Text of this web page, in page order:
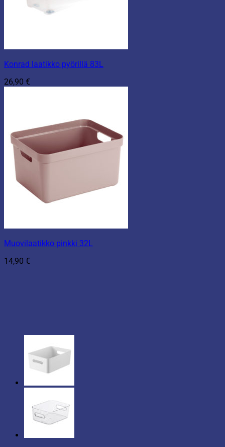
Konrad laatikko pyörillä 83L
26,90 €
Muovilaatikko pinkki 32L
14,90 €